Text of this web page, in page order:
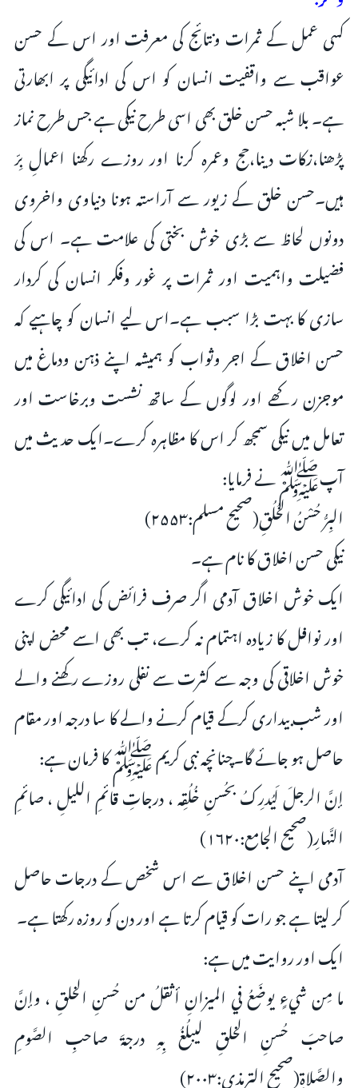
کسی عمل کے ثمرات ونتائج کی معرفت اور اس کے حسن
عواقب سے واقفیت انسان کو اس کی ادائیگی پر ابھارتی
ہے۔ بلا شبہ حسن خلق بھی اسی طرح نیکی ہے جس طرح نماز
پڑھنا،زکات دینا،حج وعمرہ کرنا اور روزے رکھنا اعمالِ بِرّ
ہیں۔حسن خلق کے زیور سے آراستہ ہونا دنیاوی واخروی
دونوں لحاظ سے بڑی خوش بختی کی علامت ہے۔ اس کی
فضیلت واہمیت اور ثمرات پر غور وفکر انسان کی کردار
سازی کا بہت بڑا سبب ہے۔اس لیے انسان کو چاہیے کہ
حسن اخلاق کے اجر وثواب کو ہمیشہ اپنے ذہن ودماغ میں
موجزن رکھے اور لوگوں کے ساتھ نشست وبرخاست اور
تعامل میں نیکی سمجھ کر اس کا مظاہرہ کرے۔ایک حدیث میں
آپﷺ نے فرمایا:
البِرُّ حُسْنُ الخُلُقِ(صحيح مسلم:۲۵۵۳)
نیکی حسن اخلاق کا نام ہے۔
ایک خوش اخلاق آدمی اگر صرف فرائض کی ادائیگی کرے
اور نوافل کا زیادہ اہتمام نہ کرے، تب بھی اسے محض اپنی
خوش اخلاقی کی وجہ سے کثرت سے نفلی روزے رکھنے والے
اور شب بیداری کرکے قیام کرنے والے کا سا درجہ اور مقام
حاصل ہو جائے گا۔چنانچہ نبی کریم ﷺ کا فرمان ہے:
إنَّ الرجلَ لَيُدرِكُ بحُسنِ خُلُقِه ، درجاتِ قائمِ الليلِ ، صائمِ
النَّهارِ(صحيح الجامع:۱۶۲۰)
آدمی اپنے حسن اخلاق سے اس شخص کے درجات حاصل
کر لیتا ہے جو رات کو قیام کرتا ہے اور دن کو روزہ رکھتا ہے۔
ایک اور روایت میں ہے:
ما مِن شيءٍ يوضَعُ في الميزانِ أثقلُ من حُسنِ الخلقِ ، وإنَّ
صاحبَ حُسنِ الخلقِ ليبلُغُ بِهِ درجةَ صاحبِ الصَّومِ
والصَّلاةِ(صحيح الترمذي:۲۰۰۳)